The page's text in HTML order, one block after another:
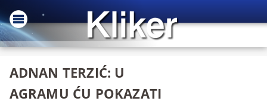
ADNAN TERZIĆ: U
AGRAMU ĆU POKAZATI